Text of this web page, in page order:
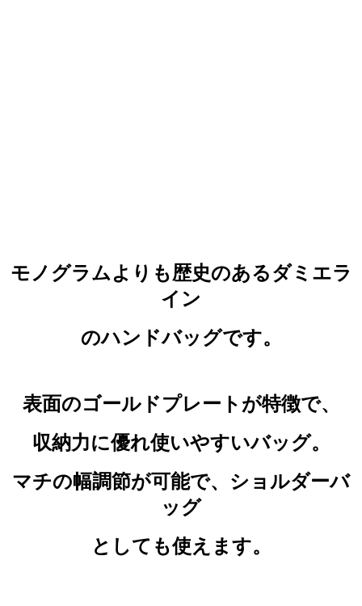
モノグラムよりも歴史のあるダミエラ
イン
のハンドバッグです。
表面のゴールドプレートが特徴で、
収納力に優れ使いやすいバッグ。
マチの幅調節が可能で、ショルダーバ
ッグ
としても使えます。